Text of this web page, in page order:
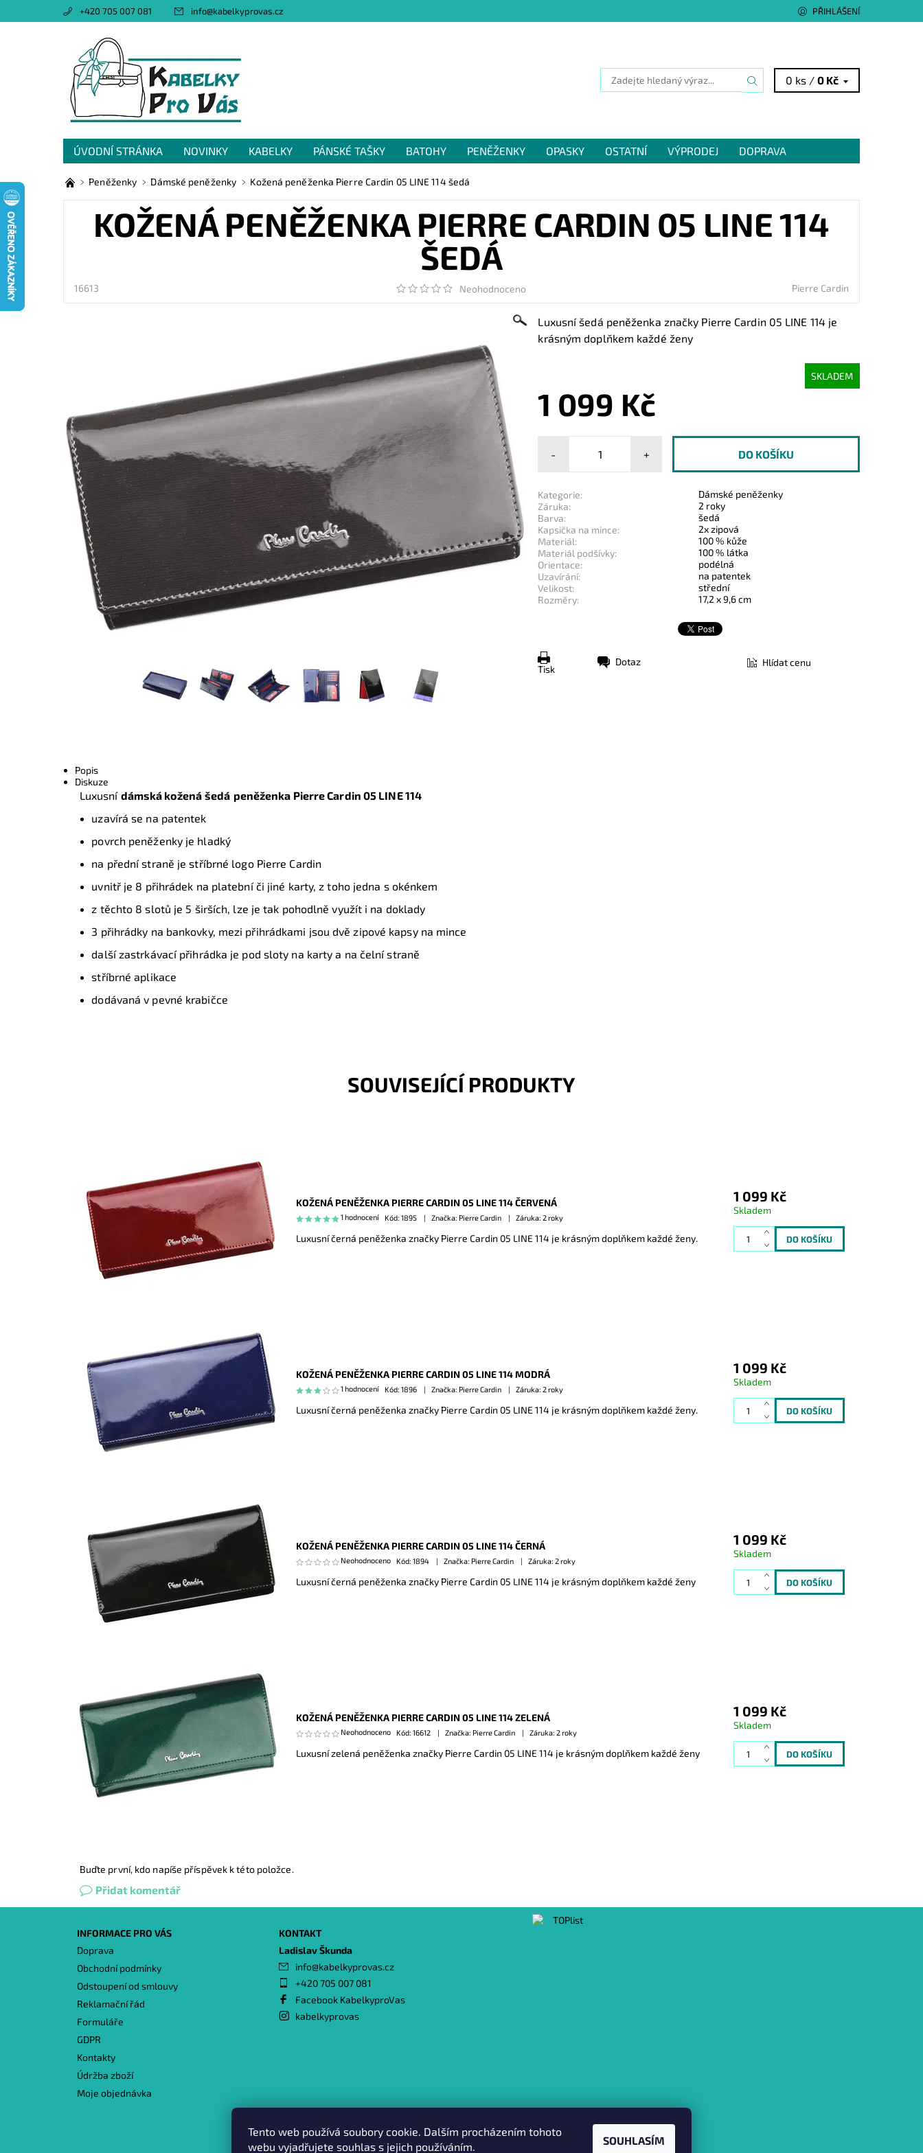
+420 705 007 081 info@kabelkyprovas.cz PŘIHLÁŠENÍ
0 ks /0 Kč
ÚVODNÍ STRÁNKA NOVINKY KABELKY PÁNSKÉ TAŠKY BATOHY PENĚŽENKY OPASKY OSTATNÍ VÝPRODEJ
DOPRAVA
OBCHODNÍ PODMÍNKY
GDPR NAPIŠTE NÁM
Peněženky Dámské peněženky Kožená peněženka Pierre Cardin 05 LINE 114 šedá
KOŽENÁ PENĚŽENKA PIERRE CARDIN 05 LINE 114
ŠEDÁ
16613 Neohodnoceno Pierre Cardin
Luxusní šedá peněženka značky Pierre Cardin 05 LINE 114 je
krásným doplňkem každé ženy
SKLADEM
1 099 Kč
- +
Kategorie:
Dámské peněženky
Záruka:
2 roky
Barva:
šedá
Kapsička na mince:
2x zipová
Materiál:
100 % kůže
Materiál podšívky:
100 % látka
Orientace:
podélná
Uzavírání:
na patentek
Velikost:
střední
Rozměry:
17,2 x 9,6 cm
Tisk
Dotaz Hlídat cenu
Popis
Diskuze
Luxusní dámská kožená šedá peněženka Pierre Cardin 05 LINE 114
uzavírá se na patentek
povrch peněženky je hladký
na přední straně je stříbrné logo Pierre Cardin
uvnitř je 8 přihrádek na platební či jiné karty, z toho jedna s okénkem
z těchto 8 slotů je 5 širších, lze je tak pohodlně využít i na doklady
3 přihrádky na bankovky, mezi přihrádkami jsou dvě zipové kapsy na mince
další zastrkávací přihrádka je pod sloty na karty a na čelní straně
stříbrné aplikace
dodávaná v pevné krabičce
SOUVISEJÍCÍ PRODUKTY
KOŽENÁ PENĚŽENKA PIERRE CARDIN 05 LINE 114 ČERVENÁ
1 hodnocení Kód: 1895 Značka: Pierre Cardin Záruka: 2 roky
Luxusní černá peněženka značky Pierre Cardin 05 LINE 114 je krásným doplňkem každé ženy.
1 099 Kč
Skladem
KOŽENÁ PENĚŽENKA PIERRE CARDIN 05 LINE 114 MODRÁ
1 hodnocení Kód: 1896 Značka: Pierre Cardin Záruka: 2 roky
Luxusní černá peněženka značky Pierre Cardin 05 LINE 114 je krásným doplňkem každé ženy.
1 099 Kč
Skladem
KOŽENÁ PENĚŽENKA PIERRE CARDIN 05 LINE 114 ČERNÁ
Neohodnoceno Kód: 1894 Značka: Pierre Cardin Záruka: 2 roky
Luxusní černá peněženka značky Pierre Cardin 05 LINE 114 je krásným doplňkem každé ženy
1 099 Kč
Skladem
KOŽENÁ PENĚŽENKA PIERRE CARDIN 05 LINE 114 ZELENÁ
Neohodnoceno Kód: 16612 Značka: Pierre Cardin Záruka: 2 roky
Luxusní zelená peněženka značky Pierre Cardin 05 LINE 114 je krásným doplňkem každé ženy
1 099 Kč
Skladem
Buďte první, kdo napíše příspěvek k této položce.
Přidat komentář
INFORMACE PRO VÁS
Doprava
Obchodní podmínky
Odstoupení od smlouvy
Reklamační řád
Formuláře
GDPR
Kontakty
Údržba zboží
Moje objednávka
KONTAKT
Ladislav Škunda
info@kabelkyprovas.cz
+420 705 007 081
Facebook KabelkyproVas
kabelkyprovas
Heureka.cz | Zboží.cz | Oázakabelek
Tento web používá soubory cookie. Dalším procházením tohoto
webu vyjadřujete souhlas s jejich používáním.
SOUHLASÍM